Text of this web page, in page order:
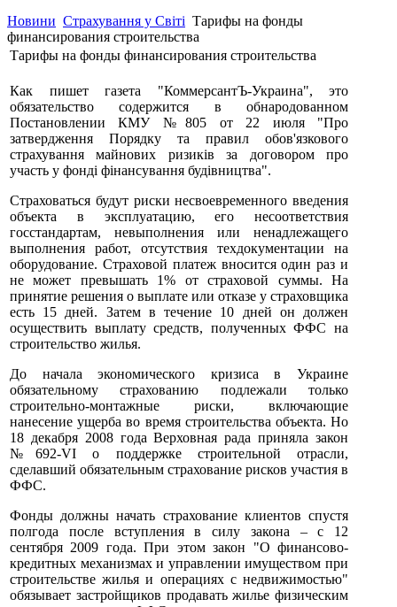
Новини Страхування у Світі Тарифы на фонды
финансирования строительства
Тарифы на фонды финансирования строительства
Как пишет газета "КоммерсантЪ-Украина", это
обязательство содержится в обнародованном
Постановлении КМУ №805 от 22 июля "Про
затвердження Порядку та правил обов'язкового
страхування майнових ризиків за договором про
участь у фонді фінансування будівництва".
Страховаться будут риски несвоевременного введения
объекта в эксплуатацию, его несоответствия
госстандартам, невыполнения или ненадлежащего
выполнения работ, отсутствия техдокументации на
оборудование. Страховой платеж вносится один раз и
не может превышать 1% от страховой суммы. На
принятие решения о выплате или отказе у страховщика
есть 15 дней. Затем в течение 10 дней он должен
осуществить выплату средств, полученных ФФС на
строительство жилья.
До начала экономического кризиса в Украине
обязательному страхованию подлежали только
строительно-монтажные риски, включающие
нанесение ущерба во время строительства объекта. Но
18 декабря 2008 года Верховная рада приняла закон
№692-VI о поддержке строительной отрасли,
сделавший обязательным страхование рисков участия в
ФФС.
Фонды должны начать страхование клиентов спустя
полгода после вступления в силу закона – с 12
сентября 2009 года. При этом закон "О финансово-
кредитных механизмах и управлении имуществом при
строительстве жилья и операциях с недвижимостью"
обязывает застройщиков продавать жилье физическим